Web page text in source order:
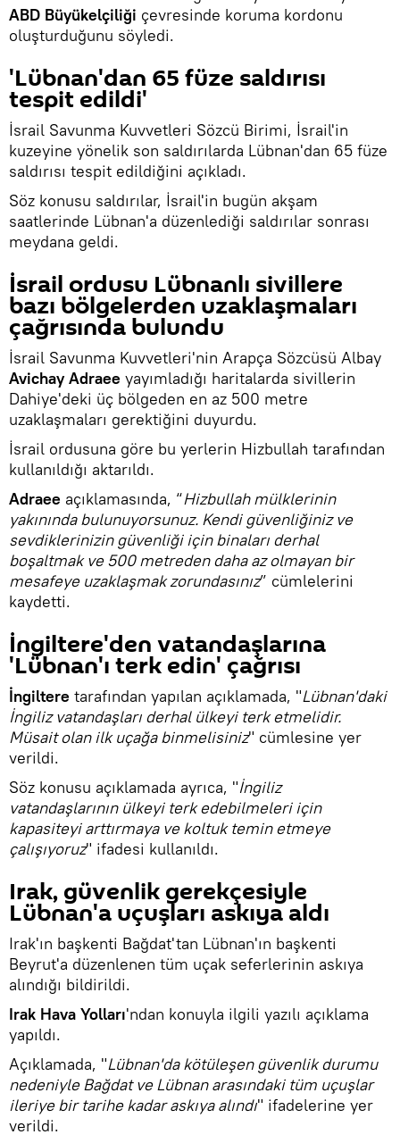
ABD Büyükelçiliği çevresinde koruma kordonu
oluşturduğunu söyledi.
'Lübnan'dan 65 füze saldırısı
tespit edildi'
İsrail Savunma Kuvvetleri Sözcü Birimi, İsrail'in
kuzeyine yönelik son saldırılarda Lübnan'dan 65 füze
saldırısı tespit edildiğini açıkladı.
Söz konusu saldırılar, İsrail'in bugün akşam
saatlerinde Lübnan'a düzenlediği saldırılar sonrası
meydana geldi.
İsrail ordusu Lübnanlı sivillere
bazı bölgelerden uzaklaşmaları
çağrısında bulundu
İsrail Savunma Kuvvetleri'nin Arapça Sözcüsü Albay
Avichay Adraee yayımladığı haritalarda sivillerin
Dahiye'deki üç bölgeden en az 500 metre
uzaklaşmaları gerektiğini duyurdu.
İsrail ordusuna göre bu yerlerin Hizbullah tarafından
kullanıldığı aktarıldı.
Adraee açıklamasında, “Hizbullah mülklerinin
yakınında bulunuyorsunuz. Kendi güvenliğiniz ve
sevdiklerinizin güvenliği için binaları derhal
boşaltmak ve 500 metreden daha az olmayan bir
mesafeye uzaklaşmak zorundasınız” cümlelerini
kaydetti.
İngiltere'den vatandaşlarına
'Lübnan'ı terk edin' çağrısı
İngiltere tarafından yapılan açıklamada, "Lübnan'daki
İngiliz vatandaşları derhal ülkeyi terk etmelidir.
Müsait olan ilk uçağa binmelisiniz" cümlesine yer
verildi.
Söz konusu açıklamada ayrıca, "İngiliz
vatandaşlarının ülkeyi terk edebilmeleri için
kapasiteyi arttırmaya ve koltuk temin etmeye
çalışıyoruz" ifadesi kullanıldı.
Irak, güvenlik gerekçesiyle
Lübnan'a uçuşları askıya aldı
Irak'ın başkenti Bağdat'tan Lübnan'ın başkenti
Beyrut'a düzenlenen tüm uçak seferlerinin askıya
alındığı bildirildi.
Irak Hava Yolları'ndan konuyla ilgili yazılı açıklama
yapıldı.
Açıklamada, "Lübnan'da kötüleşen güvenlik durumu
nedeniyle Bağdat ve Lübnan arasındaki tüm uçuşlar
ileriye bir tarihe kadar askıya alındı" ifadelerine yer
verildi.